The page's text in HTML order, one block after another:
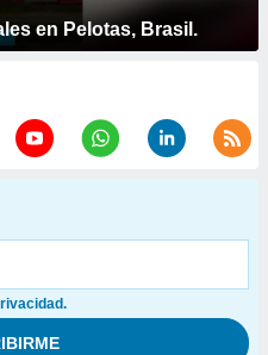
en Pelotas, Brasil.